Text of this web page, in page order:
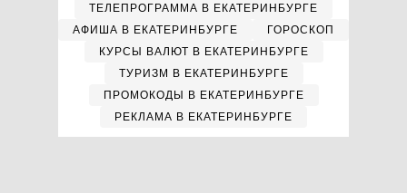
ТЕЛЕПРОГРАММА В ЕКАТЕРИНБУРГЕ
АФИША В ЕКАТЕРИНБУРГЕ
ГОРОСКОП
КУРСЫ ВАЛЮТ В ЕКАТЕРИНБУРГЕ
ТУРИЗМ В ЕКАТЕРИНБУРГЕ
ПРОМОКОДЫ В ЕКАТЕРИНБУРГЕ
РЕКЛАМА В ЕКАТЕРИНБУРГЕ